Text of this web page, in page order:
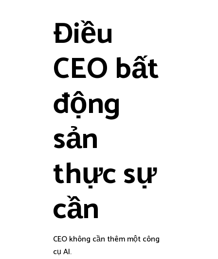
Điều
CEO bất
động
sản
thực sự
cần
CEO không cần thêm một công
cụ AI.